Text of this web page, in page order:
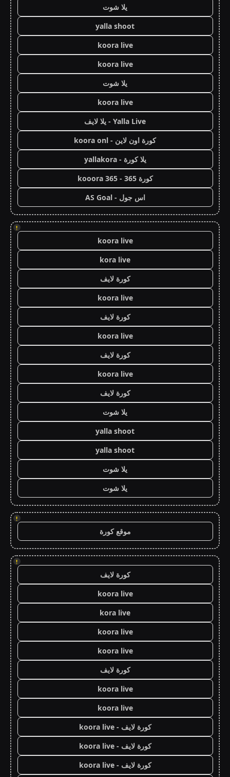
يلا شوت
yalla shoot
koora live
koora live
يلا شوت
koora live
Yalla Live - يلا لايف
كورة اون لاين - koora onl
يلا كورة - yallakora
كورة 365 - kooora 365
اس جول - AS Goal
!
koora live
kora live
كورة لايف
koora live
كورة لايف
koora live
كورة لايف
koora live
كورة لايف
يلا شوت
yalla shoot
yalla shoot
يلا شوت
يلا شوت
!
موقع كورة
!
كورة لايف
koora live
kora live
koora live
koora live
كورة لايف
koora live
koora live
كورة لايف - koora live
كورة لايف - koora live
كورة لايف - koora live